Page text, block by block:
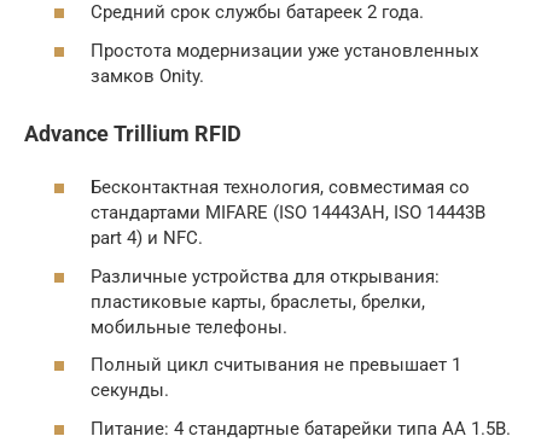
Средний срок службы батареек 2 года.
Простота модернизации уже установленных
замков Onity.
Advance Trillium RFID
Бесконтактная технология, совместимая со
стандартами MIFARE (ISO 14443АH, ISO 14443B
part 4) и NFC.
Различные устройства для открывания:
пластиковые карты, браслеты, брелки,
мобильные телефоны.
Полный цикл считывания не превышает 1
секунды.
Питание: 4 стандартные батарейки типа AA 1.5B.